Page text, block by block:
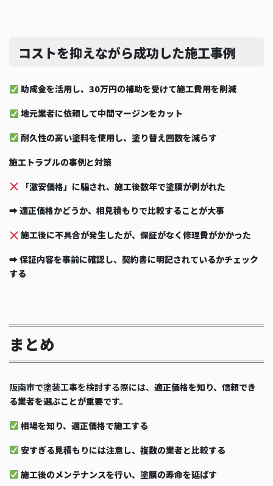
コストを抑えながら成功した施工事例
助成金を活用し、30万円の補助を受けて施工費用を削減
地元業者に依頼して中間マージンをカット
耐久性の高い塗料を使用し、塗り替え回数を減らす
施工トラブルの事例と対策
「激安価格」に騙され、施工後数年で塗膜が剥がれた
➡適正価格かどうか、相見積もりで比較することが大事
施工後に不具合が発生したが、保証がなく修理費がかかった
➡保証内容を事前に確認し、契約書に明記されているかチェック
する
まとめ
阪南市で塗装工事を検討する際には、 適正価格を知り、信頼でき
る業者を選ぶことが重要です。
相場を知り、適正価格で施工する
安すぎる見積もりには注意し、複数の業者と比較する
施工後のメンテナンスを行い、塗膜の寿命を延ばす